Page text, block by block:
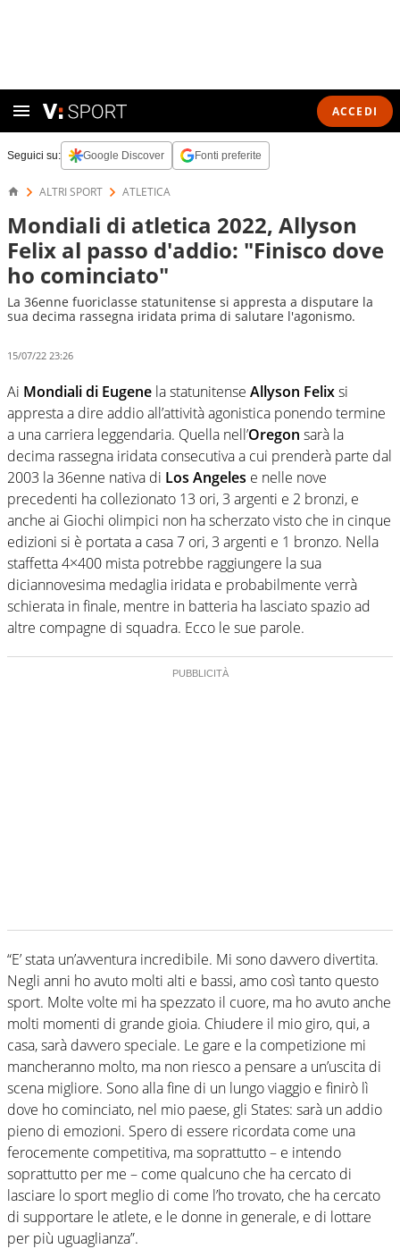
ACCEDI
Seguici su: Google Discover Fonti preferite
ALTRI SPORT ATLETICA
Mondiali di atletica 2022, Allyson
Felix al passo d'addio: "Finisco dove
ho cominciato"
La 36enne fuoriclasse statunitense si appresta a disputare la
sua decima rassegna iridata prima di salutare l'agonismo.
15/07/22 23:26
Ai Mondiali di Eugene la statunitense Allyson Felixsi
appresta a dire addio all’attività agonistica ponendo termine
a una carriera leggendaria. Quella nell’Oregon sarà la
decima rassegna iridata consecutiva a cui prenderà parte dal
2003 la 36enne nativa di Los Angeles e nelle nove
precedenti ha collezionato 13 ori, 3 argenti e 2 bronzi, e
anche ai Giochi olimpici non ha scherzato visto che in cinque
edizioni si è portata a casa 7 ori, 3 argenti e 1 bronzo. Nella
staffetta 4×400 mista potrebbe raggiungere la sua
diciannovesima medaglia iridata e probabilmente verrà
schierata in finale, mentre in batteria ha lasciato spazio ad
altre compagne di squadra. Ecco le sue parole.
“E’ stata un’avventura incredibile. Mi sono davvero divertita.
Negli anni ho avuto molti alti e bassi, amo così tanto questo
sport. Molte volte mi ha spezzato il cuore, ma ho avuto anche
molti momenti di grande gioia. Chiudere il mio giro, qui, a
casa, sarà davvero speciale. Le gare e la competizione mi
mancheranno molto, ma non riesco a pensare a un’uscita di
scena migliore. Sono alla fine di un lungo viaggio e finirò lì
dove ho cominciato, nel mio paese, gli States: sarà un addio
pieno di emozioni. Spero di essere ricordata come una
ferocemente competitiva, ma soprattutto – e intendo
soprattutto per me – come qualcuno che ha cercato di
lasciare lo sport meglio di come l’ho trovato, che ha cercato
di supportare le atlete, e le donne in generale, e di lottare
per più uguaglianza”.